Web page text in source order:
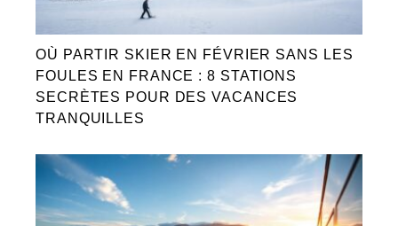
OÙ PARTIR SKIER EN FÉVRIER SANS LES
FOULES EN FRANCE : 8 STATIONS
SECRÈTES POUR DES VACANCES
TRANQUILLES